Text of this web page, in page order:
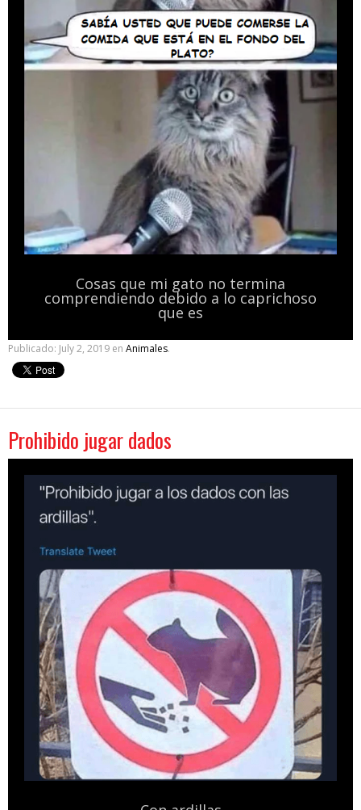
Cosas que mi gato no termina
comprendiendo debido a lo caprichoso
que es
Publicado: July 2, 2019 en Animales.
Prohibido jugar dados